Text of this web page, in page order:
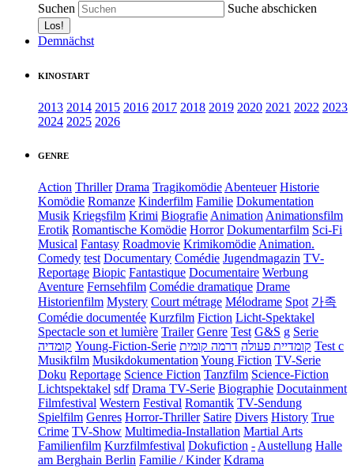
Suchen Suche abschicken
Demnächst
KINOSTART
2013 2014 2015 2016 2017 2018 2019 2020 2021 2022 2023
2024 2025 2026
GENRE
Action Thriller Drama TragikomödieAbenteuer Historie
Komödie Romanze Kinderfilm Familie Dokumentation
Musik Kriegsfilm Krimi BiografieAnimationAnimationsfilm
Erotik Romantische Komödie Horror Dokumentarfilm Sci-Fi
Musical Fantasy Roadmovie KrimikomödieAnimation.
Comedy test Documentary Comédie Jugendmagazin TV-
Reportage Biopic Fantastique Documentaire Werbung
Aventure Fernsehfilm Comédie dramatique Drame
Historienfilm Mystery Court métrage Mélodrame Spot 가족
Comédie documentée Kurzfilm Fiction Licht-Spektakel
Spectacle son et lumière Trailer Genre Test G&S g Serie
קומדיה Young-Fiction-Serie קומדיית פעולה דרמה קומית
Test c
Musikfilm MusikdokumentationYoung Fiction TV-Serie
Doku Reportage Science Fiction Tanzfilm Science-Fiction
Lichtspektakel sdf Drama TV-Serie Biographie Docutainment
Filmfestival Western Festival Romantik TV-Sendung
Spielfilm Genres Horror-Thriller Satire Divers History True
Crime TV-Show Multimedia-Installation Martial Arts
Familienfilm Kurzfilmfestival Dokufiction -Austellung Halle
am Berghain Berlin Familie / Kinder Kdrama